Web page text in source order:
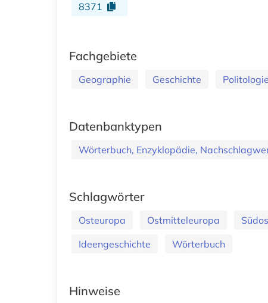
8371
Fachgebiete
Geographie Geschichte Politologie
Datenbanktypen
Wörterbuch, Enzyklopädie,
Schlagwörter
Osteuropa Ostmitteleuropa
Ideengeschichte
Wörterbuch
Hinweise